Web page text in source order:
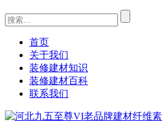
首页
关于我们
装修建材知识
装修建材百科
联系我们